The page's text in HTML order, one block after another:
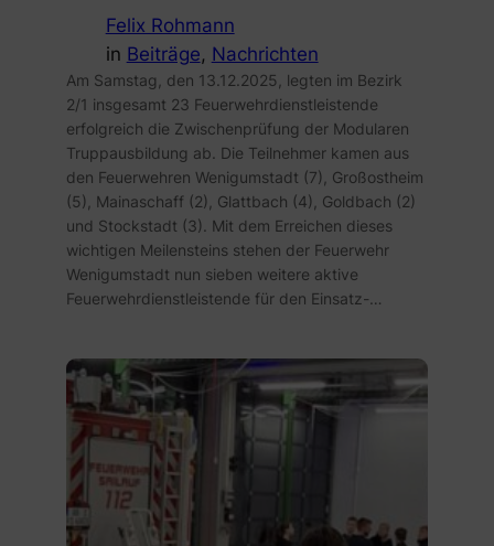
Felix Rohmann
in Beiträge, Nachrichten
Am Samstag, den 13.12.2025, legten im Bezirk
2/1 insgesamt 23 Feuerwehrdienstleistende
erfolgreich die Zwischenprüfung der Modularen
Truppausbildung ab. Die Teilnehmer kamen aus
den Feuerwehren Wenigumstadt (7), Großostheim
(5), Mainaschaff (2), Glattbach (4), Goldbach (2)
und Stockstadt (3). Mit dem Erreichen dieses
wichtigen Meilensteins stehen der Feuerwehr
Wenigumstadt nun sieben weitere aktive
Feuerwehrdienstleistende für den Einsatz-…